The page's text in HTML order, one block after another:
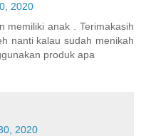
2020
memiliki anak . Terimakasih
nanti kalau sudah menikah
produk apa
2020